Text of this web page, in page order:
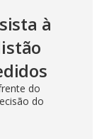
à
do
do